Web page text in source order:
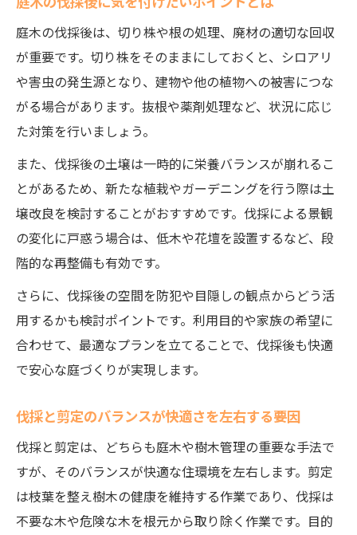
庭木の伐採後は、切り株や根の処理、廃材の適切な回収
が重要です。切り株をそのままにしておくと、シロアリ
や害虫の発生源となり、建物や他の植物への被害につな
がる場合があります。抜根や薬剤処理など、状況に応じ
た対策を行いましょう。
また、伐採後の土壌は一時的に栄養バランスが崩れるこ
とがあるため、新たな植栽やガーデニングを行う際は土
壌改良を検討することがおすすめです。伐採による景観
の変化に戸惑う場合は、低木や花壇を設置するなど、段
階的な再整備も有効です。
さらに、伐採後の空間を防犯や目隠しの観点からどう活
用するかも検討ポイントです。利用目的や家族の希望に
合わせて、最適なプランを立てることで、伐採後も快適
で安心な庭づくりが実現します。
伐採と剪定のバランスが快適さを左右する要因
伐採と剪定は、どちらも庭木や樹木管理の重要な手法で
すが、そのバランスが快適な住環境を左右します。剪定
は枝葉を整え樹木の健康を維持する作業であり、伐採は
不要な木や危険な木を根元から取り除く作業です。目的